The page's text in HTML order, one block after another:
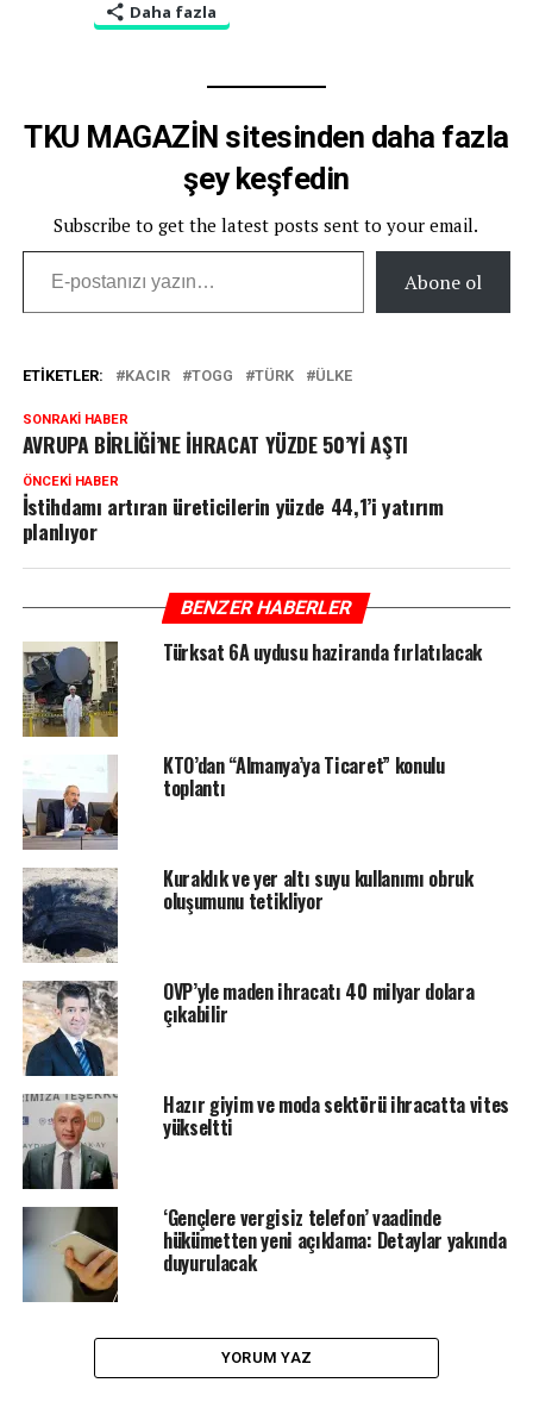
Daha fazla
TKU MAGAZİN sitesinden daha fazla
şey keşfedin
Subscribe to get the latest posts sent to your email.
E-postanızı yazın…
Abone ol
ETIKETLER: KACIR TOGG TÜRK ÜLKE
SONRAKI HABER
AVRUPA BİRLİĞİ’NE İHRACAT YÜZDE 50’Yİ AŞTI
ÖNCEKI HABER
İstihdamı artıran üreticilerin yüzde 44,1’i yatırım
planlıyor
BENZER HABERLER
Türksat 6A uydusu haziranda fırlatılacak
KTO’dan “Almanya’ya Ticaret” konulu
toplantı
Kuraklık ve yer altı suyu kullanımı obruk
oluşumunu tetikliyor
OVP’yle maden ihracatı 40 milyar dolara
çıkabilir
Hazır giyim ve moda sektörü ihracatta vites
yükseltti
‘Gençlere vergisiz telefon’ vaadinde
hükümetten yeni açıklama: Detaylar yakında
duyurulacak
YORUM YAZ